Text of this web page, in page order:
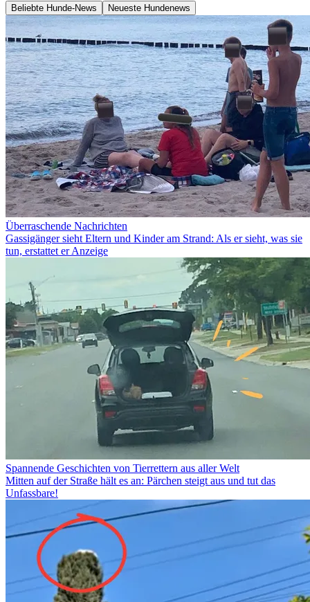
Beliebte Hunde-News Neueste Hundenews
Überraschende Nachrichten
Gassigänger sieht Eltern und Kinder am Strand: Als er sieht, was sie
tun, erstattet er Anzeige
Spannende Geschichten von Tierrettern aus aller Welt
Mitten auf der Straße hält es an: Pärchen steigt aus und tut das
Unfassbare!